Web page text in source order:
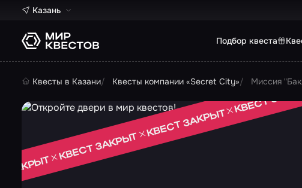
Казань
Подбор квеста
Квесты в Казани Квесты компании «Secret City» Миссия
ЗАКРЫТ
КВЕСТ ЗАКРЫТ
КВЕСТ ЗАКРЫТ
КВЕСТ